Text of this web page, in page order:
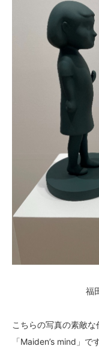
福
こちらの写真の素敵
「Maiden’s mind」